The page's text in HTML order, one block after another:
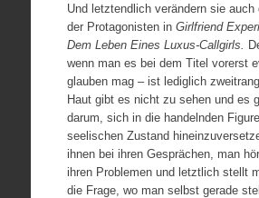
Und letztendlich verändern sie auch
der Protagonisten in Girlfriend
Dem Leben Eines Luxus-Callgirls.
wenn man es bei dem Titel vorerst
glauben mag – ist lediglich
Haut gibt es nicht zu sehen und es
darum, sich in die handelnden
seelischen Zustand
ihnen bei ihren Gesprächen, man
ihren Problemen und letztlich stellt
die Frage, wo man selbst gerade